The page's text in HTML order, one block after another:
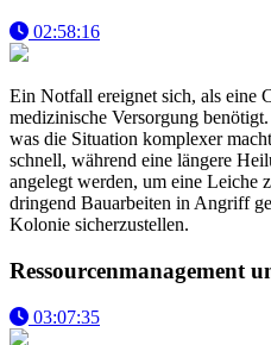
02:58:16
Ein Notfall ereignet sich, als eine
medizinische Versorgung
was die Situation komplexer
schnell, während eine längere
angelegt werden, um eine Leiche
dringend Bauarbeiten in Angriff
Kolonie sicherzustellen.
Ressourcenmanagement
03:07:35